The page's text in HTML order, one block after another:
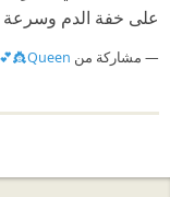
على خفة الدم وسرعة
مشاركة من Queen👸💕